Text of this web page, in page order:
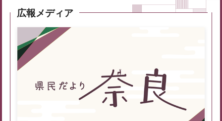
広報メディア